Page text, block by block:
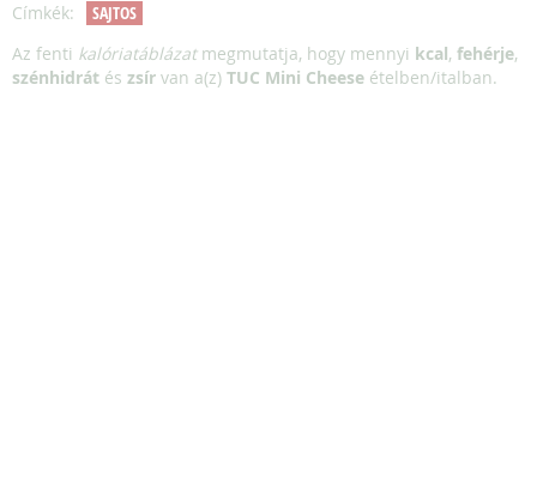
Címkék:
SAJTOS
Az fenti kalóriatáblázatmegmutatja, hogy mennyi kcal, fehérje,
szénhidrát és zsír van a(z) TUC Mini Cheese ételben/italban.